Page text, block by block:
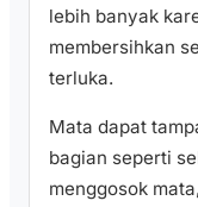
lebih banyak
membersihkan
terluka.
Mata dapat
bagian seperti
menggosok